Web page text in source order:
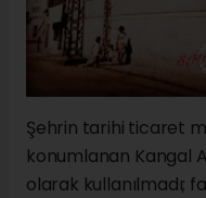
Şehrin tarihi ticaret
konumlanan Kangal
olarak kullanılmadı;